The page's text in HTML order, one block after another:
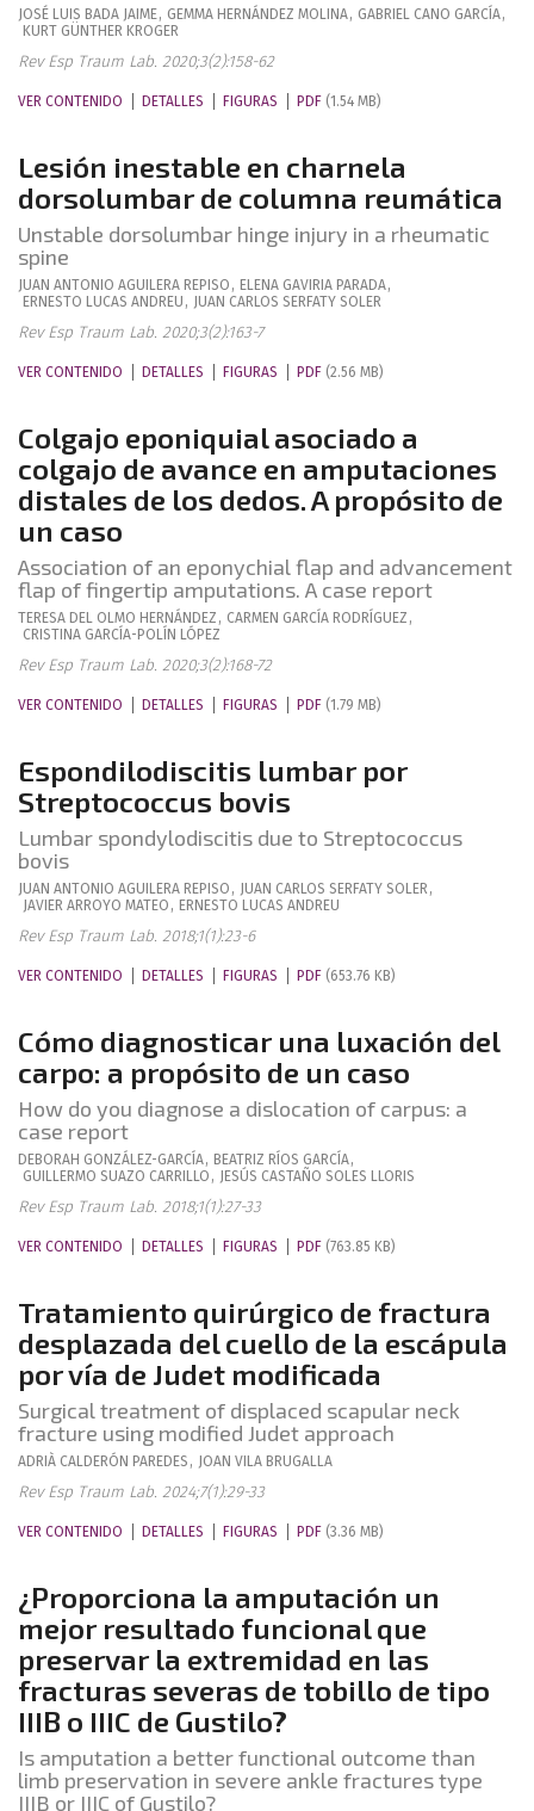
JOSÉ LUIS BADA JAIME, GEMMA HERNÁNDEZ MOLINA, GABRIEL CANO GARCÍA,
KURT GÜNTHER KROGER
Rev Esp Traum Lab. 2020;3(2):158-62
VER CONTENIDO DETALLES FIGURAS PDF (1.54 MB)
Lesión inestable en charnela
dorsolumbar de columna reumática
Unstable dorsolumbar hinge injury in a rheumatic
spine
JUAN ANTONIO AGUILERA REPISO , ELENA GAVIRIA PARADA,
ERNESTO LUCAS ANDREU , JUAN CARLOS SERFATY SOLER
Rev Esp Traum Lab. 2020;3(2):163-7
VER CONTENIDO DETALLES FIGURAS PDF (2.56 MB)
Colgajo eponiquial asociado a
colgajo de avance en amputaciones
distales de los dedos. A propósito de
un caso
Association of an eponychial flap and advancement
flap of fingertip amputations. A case report
TERESA DEL OLMO HERNÁNDEZ , CARMEN GARCÍA RODRÍGUEZ ,
CRISTINA GARCÍA-POLÍN LÓPEZ
Rev Esp Traum Lab. 2020;3(2):168-72
VER CONTENIDO DETALLES FIGURAS PDF (1.79 MB)
Espondilodiscitis lumbar por
Streptococcus bovis
Lumbar spondylodiscitis due to Streptococcus
bovis
JUAN ANTONIO AGUILERA REPISO , JUAN CARLOS SERFATY SOLER,
JAVIER ARROYO MATEO , ERNESTO LUCAS ANDREU
Rev Esp Traum Lab. 2018;1(1):23-6
VER CONTENIDO DETALLES FIGURAS PDF (653.76 KB)
Cómo diagnosticar una luxación del
carpo: a propósito de un caso
How do you diagnose a dislocation of carpus: a
case report
DEBORAH GONZÁLEZ-GARCÍA, BEATRIZ RÍOS GARCÍA,
GUILLERMO SUAZO CARRILLO , JESÚS CASTAÑO SOLES LLORIS
Rev Esp Traum Lab. 2018;1(1):27-33
VER CONTENIDO DETALLES FIGURAS PDF (763.85 KB)
Tratamiento quirúrgico de fractura
desplazada del cuello de la escápula
por vía de Judet modificada
Surgical treatment of displaced scapular neck
fracture using modified Judet approach
ADRIÀ CALDERÓN PAREDES , JOAN VILA BRUGALLA
Rev Esp Traum Lab. 2024;7(1):29-33
VER CONTENIDO DETALLES FIGURAS PDF (3.36 MB)
¿Proporciona la amputación un
mejor resultado funcional que
preservar la extremidad en las
fracturas severas de tobillo de tipo
IIIB o IIIC de Gustilo?
Is amputation a better functional outcome than
limb preservation in severe ankle fractures type
IIIB or IIIC of Gustilo?